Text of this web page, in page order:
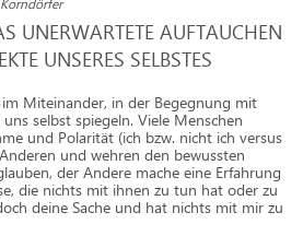
UNERWARTETE AUFTAUCHEN
UNSERES SELBSTES
Miteinander, in der Begegnung mit
selbst spiegeln. Viele Menschen
und Polarität (ich bzw. nicht ich versus
und wehren den bewussten
der Andere mache eine Erfahrung
die nichts mit ihnen zu tun hat oder zu
deine Sache und hat nichts mit mir zu